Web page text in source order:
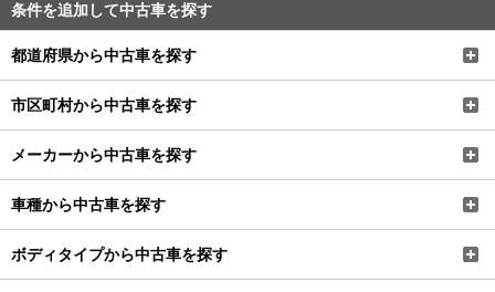
条件を追加して中古車を探す
都道府県から中古車を探す
市区町村から中古車を探す
メーカーから中古車を探す
車種から中古車を探す
ボディタイプから中古車を探す